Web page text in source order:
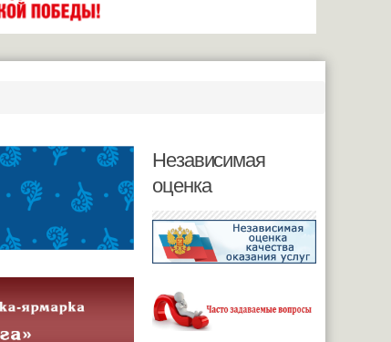
Независимая
оценка